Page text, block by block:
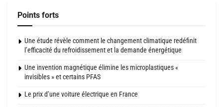
Points forts
Une étude révèle comment le changement climatique redéfinit
l’efficacité du refroidissement et la demande énergétique
Une invention magnétique élimine les microplastiques «
invisibles » et certains PFAS
Le prix d’une voiture électrique en France